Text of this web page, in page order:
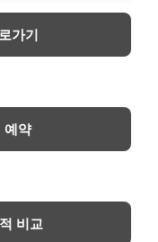
가기
예약
비교